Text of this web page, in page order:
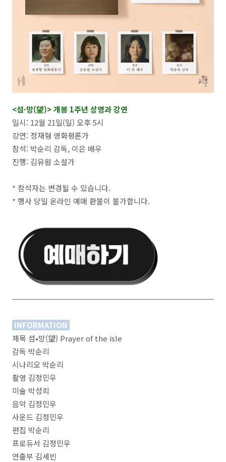
<섬·망(望)> 개봉 1주년 상영과 강연
일시: 12월 21일(일) 오후 5시
강연: 정재형 영화평론가
참석: 박순리 감독, 이은 배우
진행: 김유원 소설가
* 참석자는 변경될 수 있습니다.
* 행사 당일 온라인 예매 환불이 불가합니다.
INFORMATION
제목 섬•망(望) Prayer of the isle
감독 박순리
시나리오 박순리
촬영 김정민우
미술 박성희
음악 김정민우
사운드 김정민우
편집 박순리
프로듀서 김정민우
연출부 김세빈